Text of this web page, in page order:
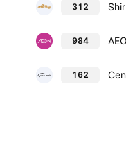
312
984
162